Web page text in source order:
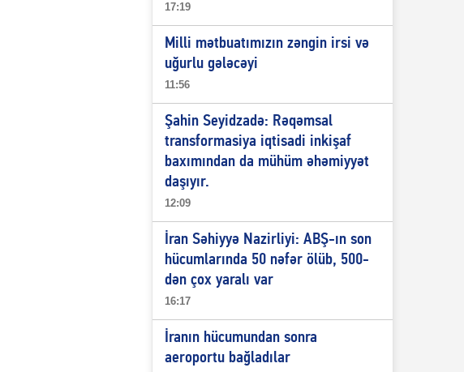
17:19
Milli mətbuatımızın zəngin irsi və
uğurlu gələcəyi
11:56
Şahin Seyidzadə: Rəqəmsal
transformasiya iqtisadi inkişaf
baxımından da mühüm əhəmiyyət
daşıyır.
12:09
İran Səhiyyə Nazirliyi: ABŞ-ın son
hücumlarında 50 nəfər ölüb, 500-
dən çox yaralı var
16:17
İranın hücumundan sonra
aeroportu bağladılar